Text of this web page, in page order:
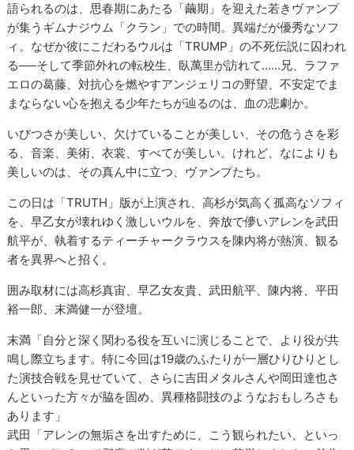
語られるのは、思春期にあたる「繭期」を迎えた若きヴァンプ
が集うギムナジウム「クラン」での時間。異端だが優秀なソフ
ィ。なぜか彼にこだわるウルは「TRUMP」の不死伝説に囚われ
る──そして季節外れの転校生、臥萬里が訪れて……兄、ラファ
エロの葛藤、対抗心を燃やすアンジェリコの野望、不安定でま
まならない心を抱える少年たちが辿るのは、血の悲劇か。
いびつさが美しい、欠けていることが美しい、その危うさを彩
る、音楽、美術、衣裳、すべてが美しい。けれど、なによりも
美しいのは、その真ん中に立つ、ヴァンプたち。
この日は「TRUTH」版が上演され、高杉が気高く孤高なソフィ
を、早乙女が壊れゆく激しいウルを、奔放で儚いアレンを武田
航平が、執着するティーチャークラウスを陳内将が熱演、観る
者を異界へと招く。
囲み取材には高杉真宙、早乙女友貴、武田航平、陳内将、平田
裕一郎、末満健一が登壇。
末満「自分と深く関わる役を互いに演じることで、より役が共
鳴し際立ちます。特に今回は19歳のふたりが一層ひりひりとし
た演技合戦を見せていて、さらに吉田メタルさんや岡田達也さ
んといった方々が脇を固め、異種格闘技のようなおもしろさも
あります」
武田「アレンの無垢さを出すために、こう観られたい、といっ